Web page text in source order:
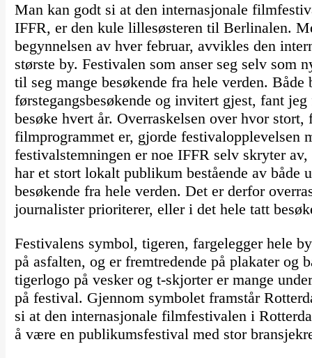
Man kan godt si at den internasjonale
IFFR, er den kule lillesøsteren til Berlinalen.
begynnelsen av hver februar, avvikles den
største by. Festivalen som anser seg selv som
til seg mange besøkende fra hele verden.
førstegangsbesøkende og invitert gjest, fant
besøke hvert år. Overraskelsen over hvor
filmprogrammet er, gjorde festivalopplevelsen
festivalstemningen er noe IFFR selv skryter
har et stort lokalt publikum bestående av både
besøkende fra hele verden. Det er derfor
journalister prioriterer, eller i det hele tatt
Festivalens symbol, tigeren, fargelegger hele
på asfalten, og er fremtredende på plakater og
tigerlogo på vesker og t-skjorter er mange
på festival. Gjennom symbolet framstår
si at den internasjonale filmfestivalen i
å være en publikumsfestival med stor